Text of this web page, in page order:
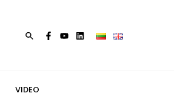
Paieška
VIDEO